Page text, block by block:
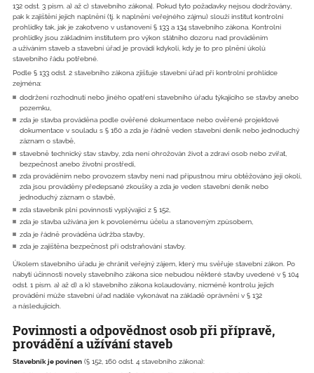
132 odst. 3 písm. a) až c) stavebního zákona]. Pokud tyto požadavky nejsou dodržovány,
pak k zajištění jejich naplnění (tj. k naplnění veřejného zájmu) slouží institut kontrolní
prohlídky tak, jak je zakotveno v ustanovení § 133 a 134 stavebního zákona. Kontrolní
prohlídky jsou základním institutem pro výkon státního dozoru nad prováděním
a užíváním staveb a stavební úřad je provádí kdykoli, kdy je to pro plnění úkolů
stavebního řádu potřebné.
Podle § 133 odst. 2 stavebního zákona zjišťuje stavební úřad při kontrolní prohlídce
zejména:
dodržení rozhodnutí nebo jiného opatření stavebního úřadu týkajícího se stavby anebo
pozemku,
zda je stavba prováděna podle ověřené dokumentace nebo ověřené projektové
dokumentace v souladu s § 160 a zda je řádně veden stavební deník nebo jednoduchý
záznam o stavbě,
stavebně technický stav stavby, zda není ohrožován život a zdraví osob nebo zvířat,
bezpečnost anebo životní prostředí,
zda prováděním nebo provozem stavby není nad přípustnou míru obtěžováno její okolí,
zda jsou prováděny předepsané zkoušky a zda je veden stavební deník nebo
jednoduchý záznam o stavbě,
zda stavebník plní povinnosti vyplývající z § 152,
zda je stavba užívána jen k povolenému účelu a stanoveným způsobem,
zda je řádně prováděna údržba stavby,
zda je zajištěna bezpečnost při odstraňování stavby.
Úkolem stavebního úřadu je chránit veřejný zájem, který mu svěřuje stavební zákon. Po
nabytí účinnosti novely stavebního zákona sice nebudou některé stavby uvedené v § 104
odst. 1 písm. a) až d) a k) stavebního zákona kolaudovány, nicméně kontrolu jejich
provádění může stavební úřad nadále vykonávat na základě oprávnění v § 132
a následujících.
Povinnosti a odpovědnost osob při přípravě,
provádění a užívání staveb
Stavebník je povinen (§ 152, 160 odst. 4 stavebního zákona):